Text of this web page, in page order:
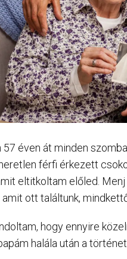
57 éven át minden
férfi érkezett
eltitkoltam előled.
amit ott találtunk,
hogy ennyire
halála után a